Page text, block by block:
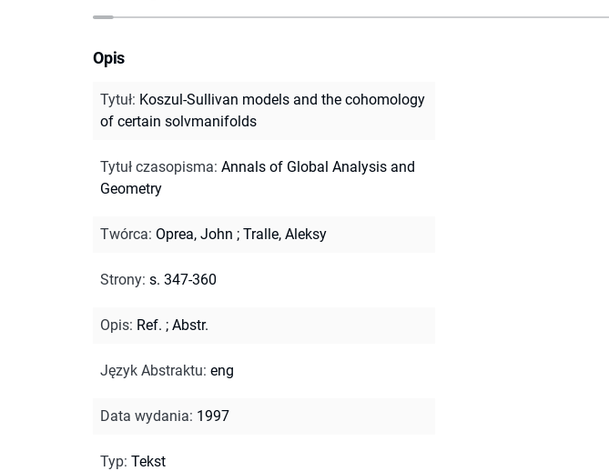
Opis
Tytuł: Koszul-Sullivan models and the cohomology
of certain solvmanifolds
Tytuł czasopisma: Annals of Global Analysis and
Geometry
Twórca: Oprea, John ; Tralle, Aleksy
Strony: s. 347-360
Opis: Ref. ; Abstr.
Język Abstraktu: eng
Data wydania: 1997
Typ: Tekst